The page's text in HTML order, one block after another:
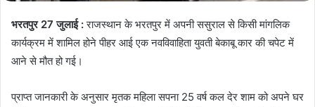
भरतपुर 27 जुलाई :राजस्थान के भरतपुर में अपनी ससुराल से किसी मांगलिक
कार्यक्रम में शामिल होने पीहर आई एक नवविवाहिता युवती बेकाबू कार की चपेट में
आने से मौत हो गई।
प्राप्त जानकारी के अनुसार मृतक महिला सपना 25 वर्ष कल देर शाम को अपने घर